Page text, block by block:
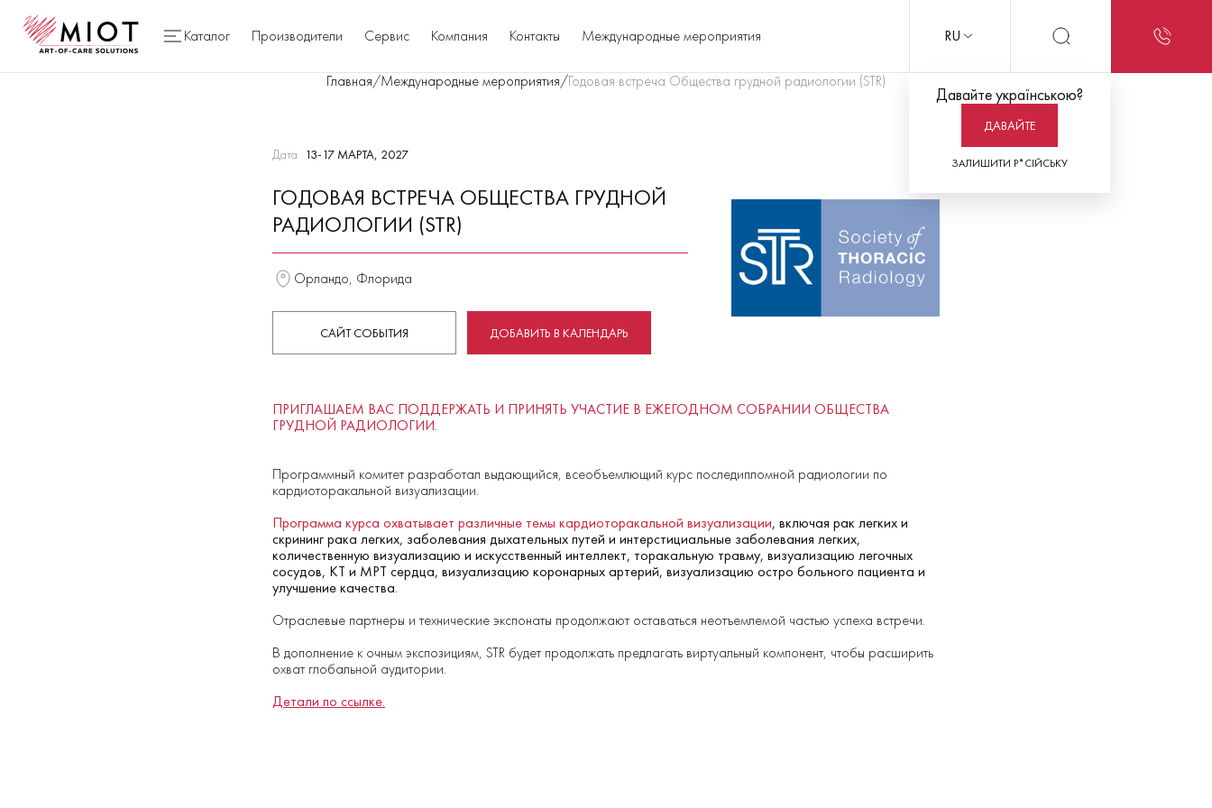
Каталог Производители Сервис Компания Контакты Международные мероприятия RU
Давайте українською?
ДАВАЙТЕ
ЗАЛИШИТИ Р*СІЙСЬКУ
Главная/Международные мероприятия/Годовая встреча Общества грудной радиологии (STR)
Дата 13-17 МАРТА, 2027
ГОДОВАЯ ВСТРЕЧА ОБЩЕСТВА ГРУДНОЙ
РАДИОЛОГИИ (STR)
Орландо, Флорида
САЙТ СОБЫТИЯ ДОБАВИТЬ В КАЛЕНДАРЬ
ПРИГЛАШАЕМ ВАС ПОДДЕРЖАТЬ И ПРИНЯТЬ УЧАСТИЕ В ЕЖЕГОДНОМ СОБРАНИИ ОБЩЕСТВА
ГРУДНОЙ РАДИОЛОГИИ.
Программный комитет разработал выдающийся, всеобъемлющий курс последипломной радиологии по
кардиоторакальной визуализации.
Программа курса охватывает различные темы кардиоторакальной визуализации, включая рак легких и
скрининг рака легких, заболевания дыхательных путей и интерстициальные заболевания легких,
количественную визуализацию и искусственный интеллект, торакальную травму, визуализацию легочных
сосудов, КТ и МРТ сердца, визуализацию коронарных артерий, визуализацию остро больного пациента и
улучшение качества.
Отраслевые партнеры и технические экспонаты продолжают оставаться неотъемлемой частью успеха встречи.
В дополнение к очным экспозициям, STR будет продолжать предлагать виртуальный компонент, чтобы расширить
охват глобальной аудитории.
Детали по ссылке.